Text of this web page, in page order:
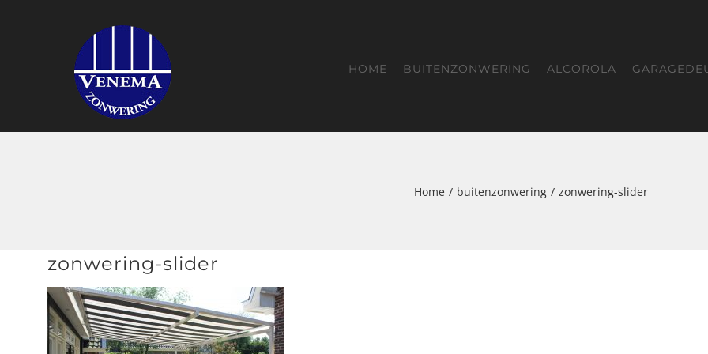
HOME BUITENZONWERING ALCOROLA
Home buitenzonwering zonwering-slider
zonwering-slider